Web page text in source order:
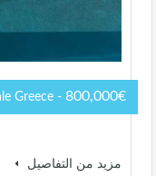
800,000€
- Luxury Villas Greece|Villas For Sale Greece
مزيد من التفاصيل